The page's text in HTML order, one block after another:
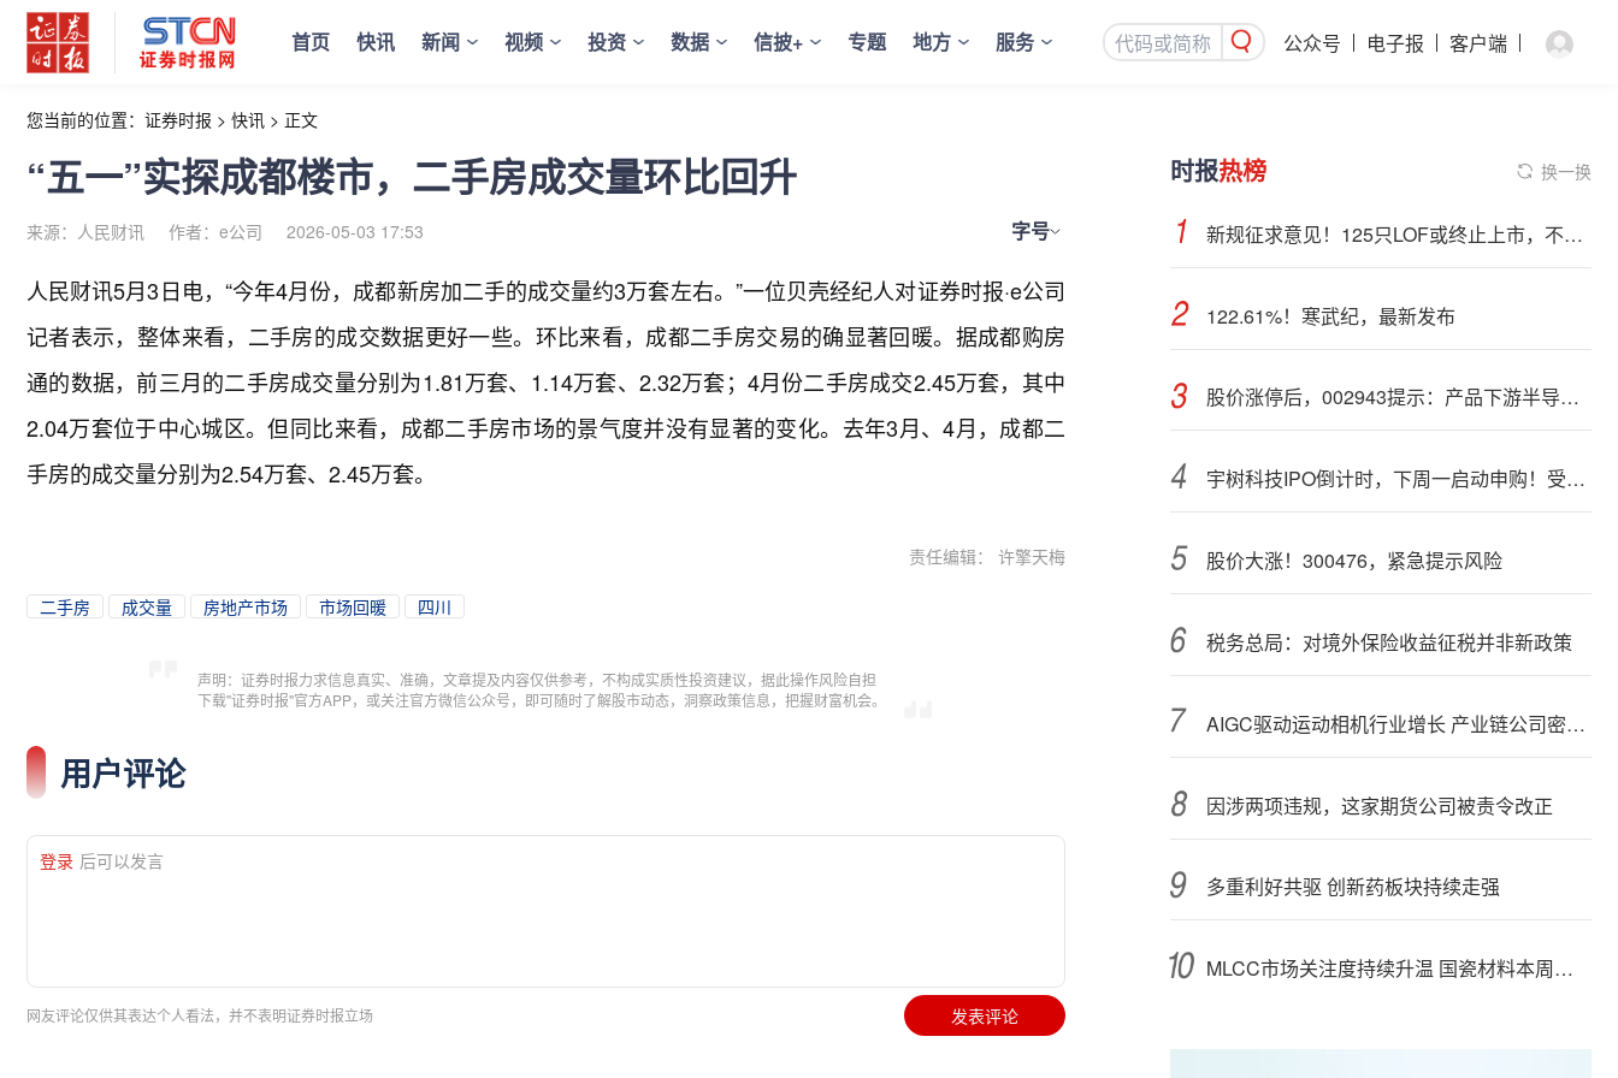
首页 快讯 新闻 视频 投资 数据 信披+ 专题 地方 服务 公众号 电子报 客户端
您当前的位置： 证券时报 > 快讯 > 正文
“五一”实探成都楼市，二手房成交量环比回升
来源：人民财讯 作者：e公司 2026-05-03 17:53 字号
人民财讯5月3日电， “今年4月份，成都新房加二手的成交量约3万套左右。”一位贝壳经纪人对证券时报·e公司
记者表示，整体来看，二手房的成交数据更好一些。环比来看，成都二手房交易的确显著回暖。据成都购房
通的数据，前三月的二手房成交量分别为1.81万套、1.14万套、2.32万套；4月份二手房成交2.45万套，其中
2.04万套位于中心城区。但同比来看，成都二手房市场的景气度并没有显著的变化。去年3月、4月，成都二
手房的成交量分别为2.54万套、2.45万套。
责任编辑： 许擎天梅
二手房 成交量 房地产市场 市场回暖 四川
声明：证券时报力求信息真实、准确，文章提及内容仅供参考，不构成实质性投资建议，据此操作风险自担
下载"证券时报"官方APP，或关注官方微信公众号，即可随时了解股市动态，洞察政策信息，把握财富机会。
用户评论
登录 后可以发言
网友评论仅供其表达个人看法，并不表明证券时报立场 发表评论
时报热榜 换一换
新规征求意见！125只LOF或终止上市，不影响基金正常投资运作
122.61%！寒武纪，最新发布
股价涨停后，002943提示：产品下游半导体行业应用占比不超过5%
宇树科技IPO倒计时，下周一启动申购！受益股曝光
股价大涨！300476，紧急提示风险
税务总局：对境外保险收益征税并非新政策
AIGC驱动运动相机行业增长 产业链公司密集布局光学与AI芯片
因涉两项违规，这家期货公司被责令改正
多重利好共驱 创新药板块持续走强
MLCC市场关注度持续升温 国瓷材料本周接受152家机构调研